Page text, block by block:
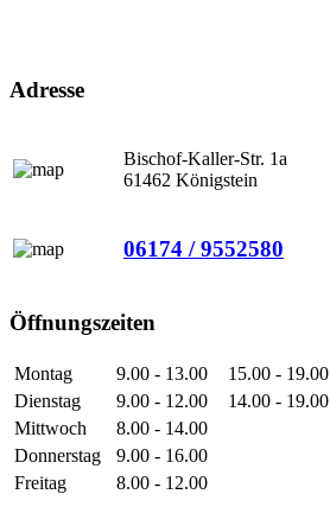
Adresse
Bischof-Kaller-Str. 1a
61462 Königstein
06174 / 9552580
Öffnungszeiten
Montag 9.00 - 13.00
15.00 - 19.00
Dienstag
9.00 - 12.00
14.00 - 19.00
Mittwoch
8.00 - 14.00
Donnerstag
9.00 - 16.00
Freitag
8.00 - 12.00